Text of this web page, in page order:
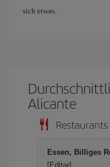
sich etwas.
Alicante
Restaurants
Essen, Billiges
[Editar]